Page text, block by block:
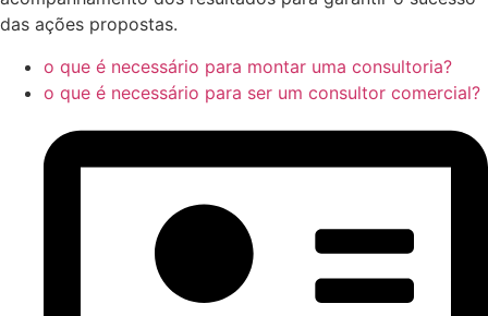
das ações propostas.
o que é necessário para montar uma consultoria?
o que é necessário para ser um consultor comercial?